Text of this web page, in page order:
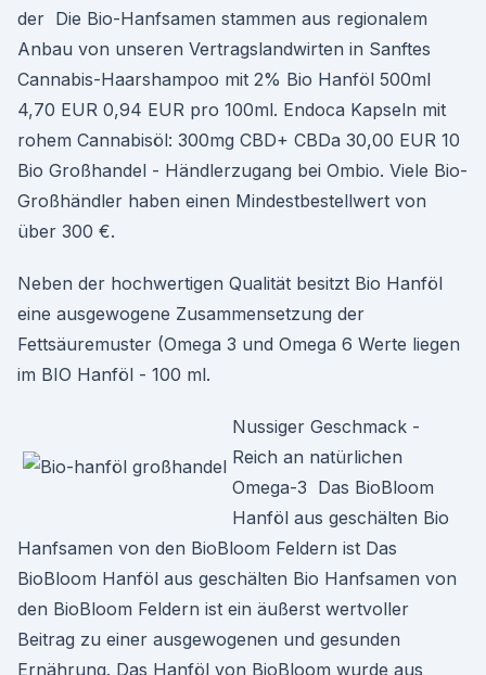
der Die Bio-Hanfsamen stammen aus regionalem
Anbau von unseren Vertragslandwirten in Sanftes
Cannabis-Haarshampoo mit 2% Bio Hanföl 500ml
4,70 EUR 0,94 EUR pro 100ml. Endoca Kapseln mit
rohem Cannabisöl: 300mg CBD+ CBDa 30,00 EUR 10
Bio Großhandel - Händlerzugang bei Ombio. Viele Bio-
Großhändler haben einen Mindestbestellwert von
über 300 €.
Neben der hochwertigen Qualität besitzt Bio Hanföl
eine ausgewogene Zusammensetzung der
Fettsäuremuster (Omega 3 und Omega 6 Werte liegen
im BIO Hanföl - 100 ml.
Nussiger Geschmack -
Reich an natürlichen
Omega-3 Das BioBloom
Hanföl aus geschälten Bio
Hanfsamen von den BioBloom Feldern ist Das
BioBloom Hanföl aus geschälten Bio Hanfsamen von
den BioBloom Feldern ist ein äußerst wertvoller
Beitrag zu einer ausgewogenen und gesunden
Ernährung. Das Hanföl von BioBloom wurde aus